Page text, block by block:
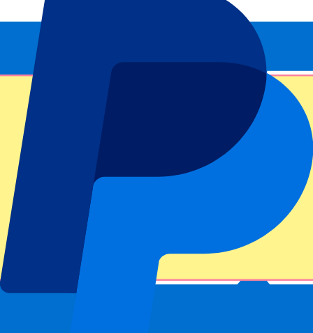
Footer menu
Grands clubs
Manchester United
Manchester City
Événements populaires
GP Espagne
GP Pays Bas
GP Singapour
Six Nations